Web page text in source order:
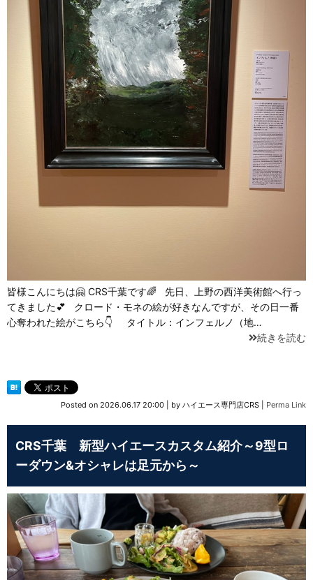
皆様こんにちは🤗 CRS千葉です🌈 先日、上野の西洋美術館へ行っ
てきました💕 クロード・モネの絵が好きなんですが、その日一番
心奪われた絵がこちら👇 タイトル：インフェルノ（地…
続きを読む
Posted on 2026.06.17 20:00 by ハイエース専門店CRS Perma Link
CRS千葉 新型ハイエースカスタム紹介～9型ロ
ーダウン&オシャレは足元から～